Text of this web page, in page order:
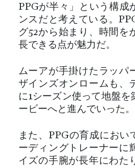
PPGが半々」という構成
ンスだと考えている。
グ52から始まり、時間を
長できる点が魅力だ。
ムーアが手掛けたラッパ
ザインズオンロームも、
に1シーズン使って地盤を
ービーへと進んでいった。
また、PPGの育成におい
ーディングトレーナーに
イズの手腕が長年にわた